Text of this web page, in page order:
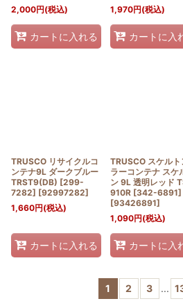
2,000円(税込)
カートに入れる
1,970円(税込)
カートに入
TRUSCO リサイクルコ
ンテナ9L ダークブルー
TRST9(DB) [299-
7282] [92997282]
1,660円(税込)
カートに入れる
TRUSCO スケルト
ラーコンテナ スケ
ン 9L 透明レッド
910R [342-6891]
[93426891]
1,090円(税込)
カートに入
1 2 3 ...